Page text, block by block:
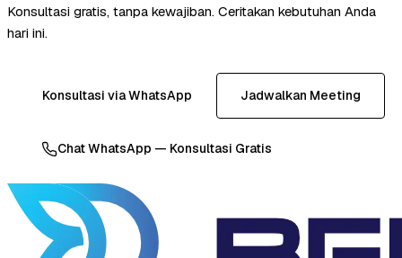
Konsultasi gratis, tanpa kewajiban. Ceritakan kebutuhan Anda
hari ini.
Konsultasi via WhatsApp Jadwalkan Meeting
Chat WhatsApp — Konsultasi Gratis